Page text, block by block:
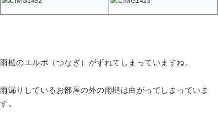
雨樋のエルボ（つなぎ）がずれてしまっていますね。
雨漏りしているお部屋の外の雨樋は曲がってしまっていま
す。